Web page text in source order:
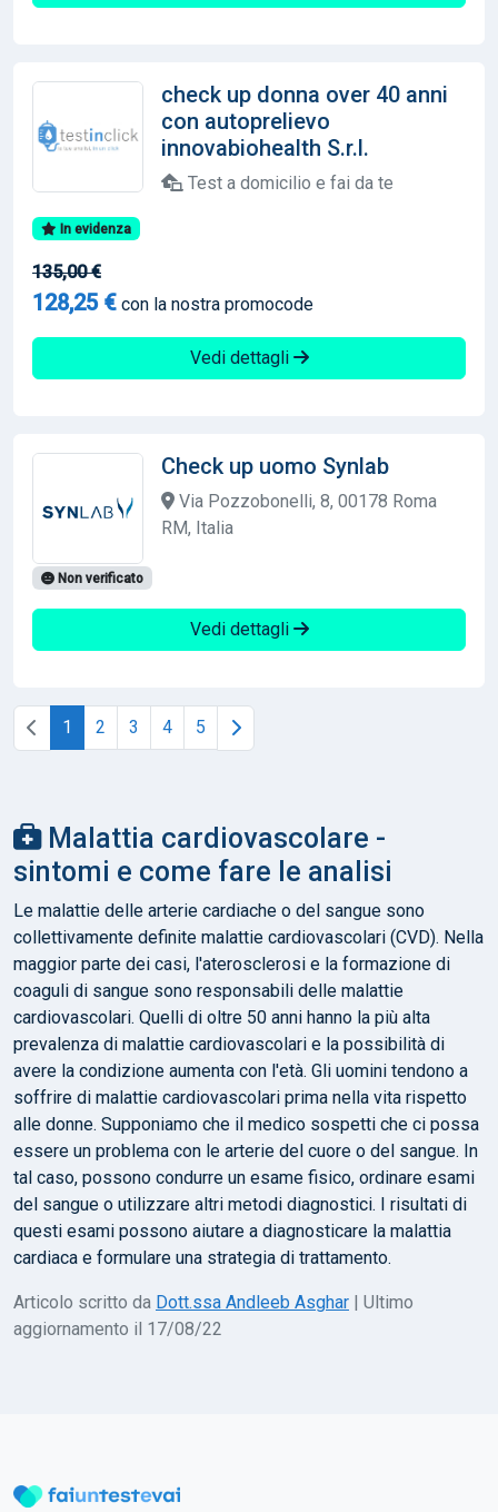
check up donna over 40 anni
con autoprelievo
innovabiohealth S.r.l.
Test a domicilio e fai da te
In evidenza
135,00 €
128,25 € con la nostra promocode
Vedi dettagli
Check up uomo Synlab
Via Pozzobonelli, 8, 00178 Roma
RM, Italia
Non verificato
Vedi dettagli
1 2 3 4 5
Malattia cardiovascolare -
sintomi e come fare le analisi
Le malattie delle arterie cardiache o del sangue sono
collettivamente definite malattie cardiovascolari (CVD). Nella
maggior parte dei casi, l'aterosclerosi e la formazione di
coaguli di sangue sono responsabili delle malattie
cardiovascolari. Quelli di oltre 50 anni hanno la più alta
prevalenza di malattie cardiovascolari e la possibilità di
avere la condizione aumenta con l'età. Gli uomini tendono a
soffrire di malattie cardiovascolari prima nella vita rispetto
alle donne. Supponiamo che il medico sospetti che ci possa
essere un problema con le arterie del cuore o del sangue. In
tal caso, possono condurre un esame fisico, ordinare esami
del sangue o utilizzare altri metodi diagnostici. I risultati di
questi esami possono aiutare a diagnosticare la malattia
cardiaca e formulare una strategia di trattamento.
Articolo scritto da Dott.ssa Andleeb Asghar | Ultimo
aggiornamento il 17/08/22